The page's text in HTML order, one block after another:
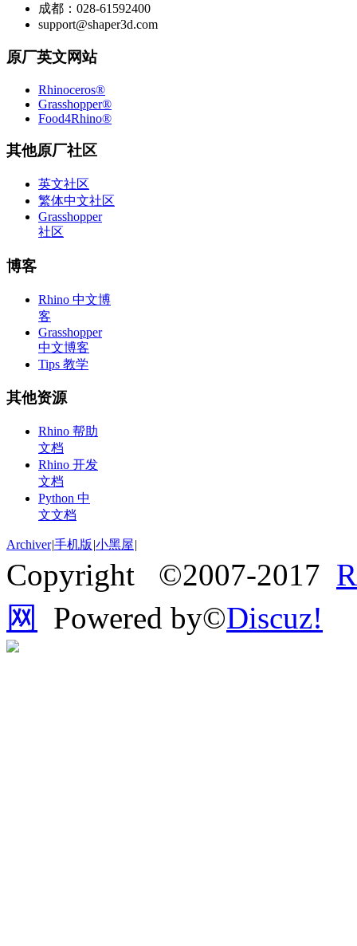
成都：028-61592400
support@shaper3d.com
原厂英文网站
Rhinoceros®
Grasshopper®
Food4Rhino®
其他原厂社区
英文社区
繁体中文社区
Grasshopper
社区
博客
Rhino 中文博
客
Grasshopper
中文博客
Tips 教学
其他资源
Rhino 帮助
文档
Rhino 开发
文档
Python 中
文文档
Archiver|手机版 |小黑屋|
Copyright ©2007-2017
网
Powered by©Discuz!